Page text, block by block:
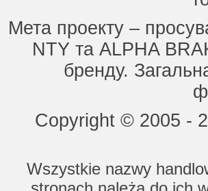
Мета проекту –
NTY та ALPHA
бренду.
Copyright © 2005 -
Wszystkie nazwy